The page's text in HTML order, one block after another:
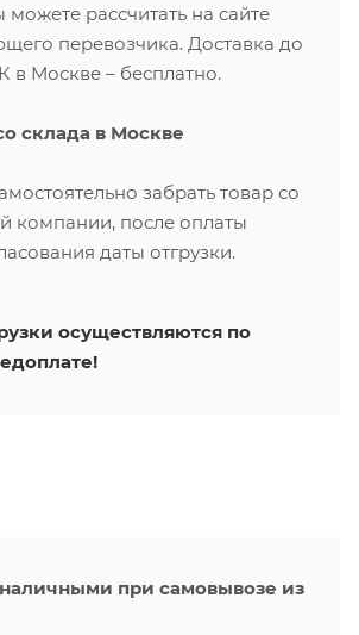
можете рассчитать на сайте
перевозчика. Доставка до
в Москве – бесплатно.
склада в Москве
забрать товар со
компании, после оплаты
даты отгрузки.
осуществляются по
при самовывозе из